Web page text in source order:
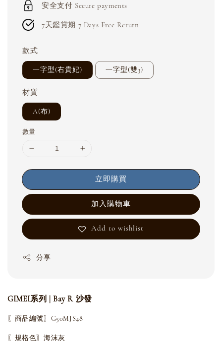
安全支付 Secure payments
7天鑑賞期 7 Days Free Return
款式
一字型(右貴妃) 一字型(雙3)
材質
A(布)
數量
立即購買
加入購物車
Add to wishlist
分享
GIMEI系列 | Bay R 沙發
〖商品編號〗G50MJS48
〖規格色〗海沫灰